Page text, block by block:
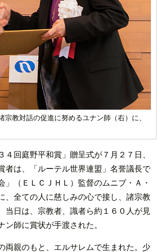
教対話の促進に努めるユナン師（右）に、
回庭野平和賞」贈呈式が７月２７日、
者は、「ルーテル世界連盟」名誉議長で
（ＥＬＣＪＨＬ）監督のムニブ・Ａ・
全ての人に慈しみの心で接し、諸宗教
日は、宗教者、識者ら約１６０人が見
師に賞状が手渡された。
両親のもと、エルサレムで生まれた。少